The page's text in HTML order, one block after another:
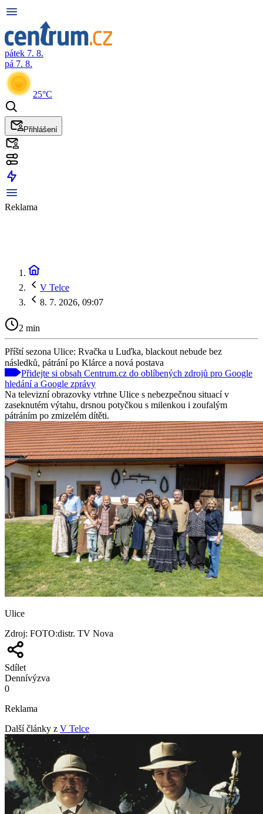
pátek 7. 8.
pá 7. 8.
25°C
Přihlášení
Reklama
V Telce
8. 7. 2026, 09:07
2 min
Příští sezona Ulice: Rvačka u Luďka, blackout nebude bez
následků, pátrání po Klárce a nová postava
Přidejte si obsah Centrum.cz do oblíbených zdrojů pro Google
hledání a Google zprávy
Na televizní obrazovky vtrhne Ulice s nebezpečnou situací v
zaseknutém výtahu, drsnou potyčkou s milenkou i zoufalým
pátráním po zmizelém dítěti.
Ulice
Zdroj: FOTO:distr. TV Nova
Sdílet
Dennívýzva
0
Reklama
Další články z V Telce